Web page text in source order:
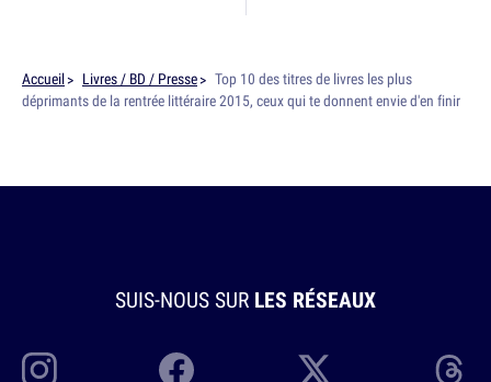
Accueil Livres / BD / Presse
Top 10 des titres de livres les plus
déprimants de la rentrée littéraire 2015, ceux qui te donnent envie d'en finir
SUIS-NOUS SUR LES RÉSEAUX